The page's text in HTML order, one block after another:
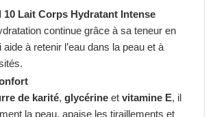
10 Lait Corps Hydratant Intense
continue grâce à sa teneur en
aide à retenir l’eau dans la peau et à
de karité, glycérine et vitamine E, il
la peau, apaise les tiraillements et